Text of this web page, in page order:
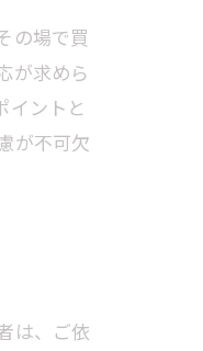
の場で買
が求めら
イントと
が不可欠
は、ご依